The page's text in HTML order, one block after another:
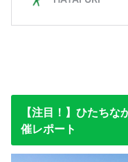
【注目！】ひたち
催レポート